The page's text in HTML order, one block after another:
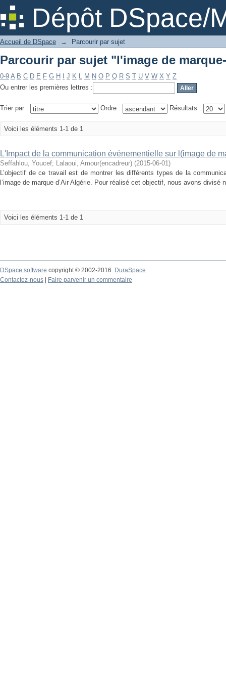
Dépôt DSpace/
Parcourir par sujet "l'image de
Accueil de DSpace → Parcourir par sujet
Parcourir par sujet "l'image de
0-9 A B C D E F G H J K L M N O P Q R S T U V W X Y Z
Ou entrer les premières lettres :
Trier par : Ordre : Résultats :
Voici les éléments 1-1 de 1
L'Impact de la communication événementielle sur l(image de
Seffahlou, Youcef; Lalaoui, Amour(encadreur) (2015-06-01)
L’objectif de ce travail est de montrer les différents types de la
l’image de marque d’Air Algérie. Pour réalisé cet objectif, nous avons divisé
Voici les éléments 1-1 de 1
DSpace software copyright © 2002-2016
DuraSpace
Contactez-nous
Faire parvenir un commentaire